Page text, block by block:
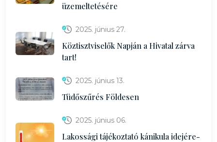
üzemeltetésére
2025. június 27.
Köztisztviselők Napján a Hivatal zárva
tart!
2025. június 13.
Tüdőszűrés Földesen
2025. június 06.
Lakossági tájékoztató kánikula idejére-